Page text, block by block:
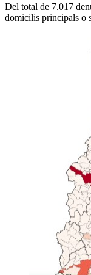
Del total de 7.017
domicilis principals o